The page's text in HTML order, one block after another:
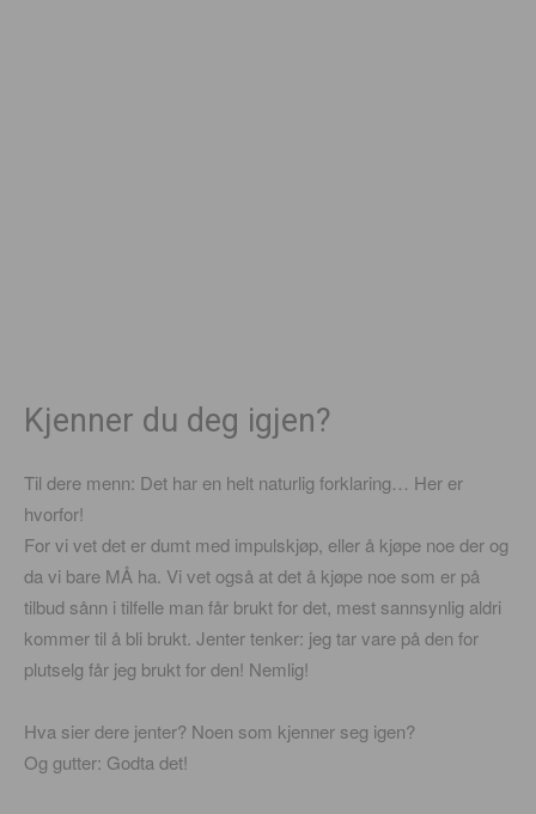
Kjenner du deg igjen?
Til dere menn: Det har en helt naturlig forklaring… Her er
hvorfor!
For vi vet det er dumt med impulskjøp, eller å kjøpe noe der og
da vi bare MÅ ha. Vi vet også at det å kjøpe noe som er på
tilbud sånn i tilfelle man får brukt for det, mest sannsynlig aldri
kommer til å bli brukt. Jenter tenker: jeg tar vare på den for
plutselg får jeg brukt for den! Nemlig!
Hva sier dere jenter? Noen som kjenner seg igen?
Og gutter: Godta det!